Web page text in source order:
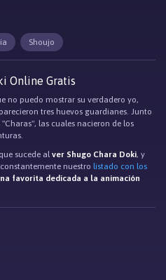
Shoujo
Online Gratis
no puedo mostrar su verdadero yo,
tres huevos guardianes. Junto
las cuales nacieron de los
sucede alver Shugo Chara Doki, y
nuestro listado con los
favorita dedicada a la animación